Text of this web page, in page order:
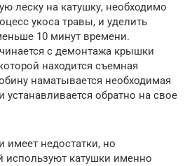
леску на катушку, необходимо
укоса травы, и уделить
10 минут времени.
с демонтажа крышки
находится съемная
наматывается необходимая
устанавливается обратно на свое
имеет недостатки, но
используют катушки именно